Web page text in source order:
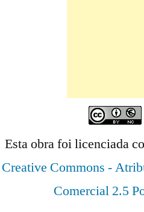
Esta obra foi licenciada
Creative Commons -
Comercial 2.5